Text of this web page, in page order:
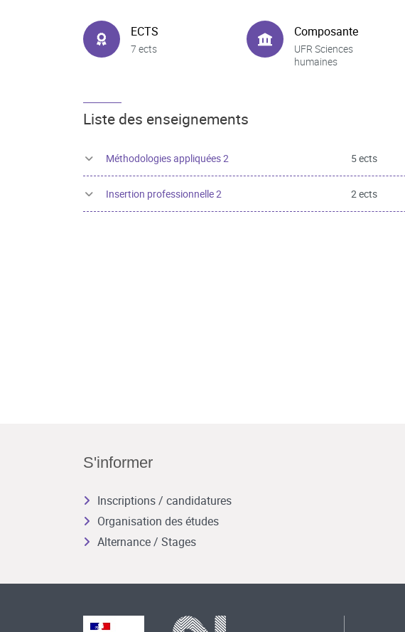
ECTS
7 ects
Composante
UFR Sciences
humaines
Liste des enseignements
Méthodologies appliquées 2 5 ects
Insertion professionnelle 2 2 ects
S'informer
Inscriptions / candidatures
Organisation des études
Alternance / Stages